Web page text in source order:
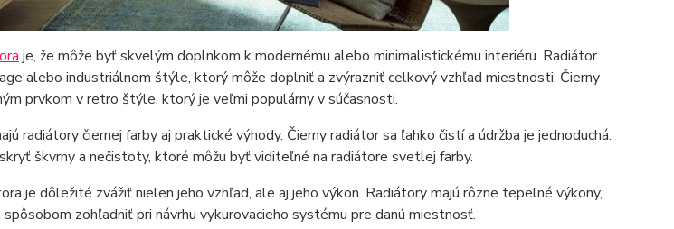
je, že môže byť skvelým doplnkom k modernému alebo minimalistickému interiéru. Radiátor
alebo industriálnom štýle, ktorý môže doplniť a zvýrazniť celkový vzhľad miestnosti. Čierny
prvkom v retro štýle, ktorý je veľmi populárny v súčasnosti.
radiátory čiernej farby aj praktické výhody. Čierny radiátor sa ľahko čistí a údržba je jednoduchá.
škvrny a nečistoty, ktoré môžu byť viditeľné na radiátore svetlej farby.
je dôležité zvážiť nielen jeho vzhľad, ale aj jeho výkon. Radiátory majú rôzne tepelné výkony,
zohľadniť pri návrhu vykurovacieho systému pre danú miestnosť.